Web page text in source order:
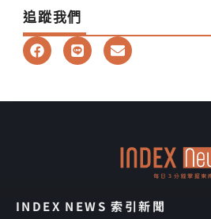
追蹤我們
F
a
b
L
i
E
n
l
INDEX NEWS 索引新聞